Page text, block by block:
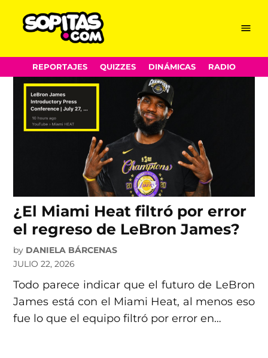
content
Menu
REPORTAJES QUIZZES DINÁMICAS RADIO
Miami Heat
¿El Miami Heat filtró por error
el regreso de LeBron James?
by DANIELA BÁRCENAS
JULIO 22, 2026
Todo parece indicar que el futuro de LeBron
James está con el Miami Heat, al menos eso
fue lo que el equipo filtró por error en…